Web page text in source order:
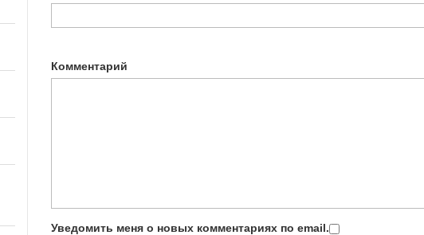
Комментарий
Уведомить меня о новых комментариях по email.